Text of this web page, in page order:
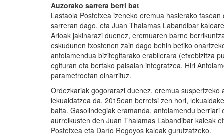
Auzorako sarrera berri bat
Lastaola Postetxea izeneko eremua hasierako
sarreran dago, eta Juan Thalamas Labandibar
Arloak jakinarazi duenez, eremuaren barne
eskudunen txostenen zain dago behin betiko
antolamendua bizitegitarako erabilerara (etxebizitza
egituran eta bertako paisaian integratzea, Hiri
parametroetan oinarrituz.
Ordezkariak gogorarazi duenez, eremua
lekualdatzea da. 2015ean berretsi zen hori,
baita. Gasolindegiak eramanda, antolamendu
aurreikusten den Juan Thalamas Labandibar kaleak
Postetxea eta Darío Regoyos kaleak gurutzatzeko.